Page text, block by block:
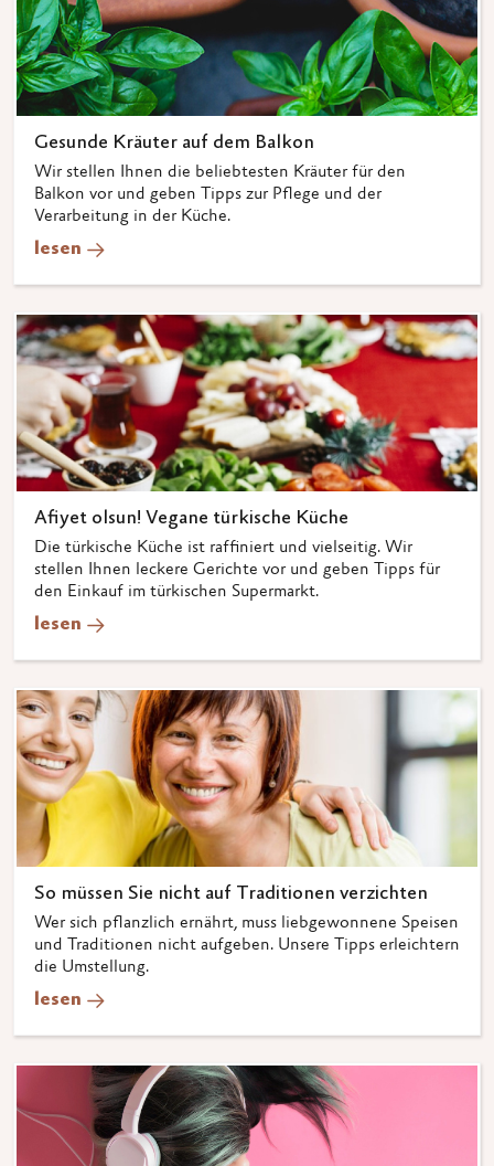
Gesunde Kräuter auf dem Balkon
Wir stellen Ihnen die beliebtesten Kräuter für den
Balkon vor und geben Tipps zur Pflege und der
Verarbeitung in der Küche.
lesen
Afiyet olsun! Vegane türkische Küche
Die türkische Küche ist raffiniert und vielseitig. Wir
stellen Ihnen leckere Gerichte vor und geben Tipps für
den Einkauf im türkischen Supermarkt.
lesen
So müssen Sie nicht auf Traditionen verzichten
Wer sich pflanzlich ernährt, muss liebgewonnene Speisen
und Traditionen nicht aufgeben. Unsere Tipps erleichtern
die Umstellung.
lesen